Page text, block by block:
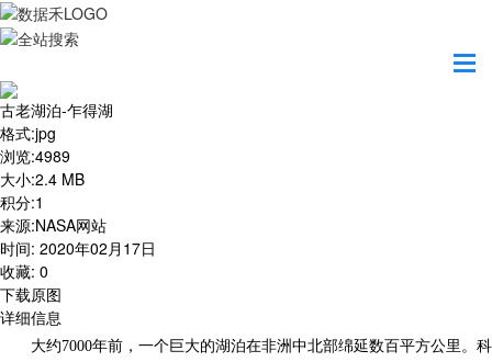
古老湖泊-乍得湖
格式:jpg
浏览:4989
大小:2.4 MB
积分:1
来源:NASA网站
时间: 2020年02月17日
收藏: 0
下载原图
详细信息
大约7000年前，一个巨大的湖泊在非洲中北部绵延数百平方公里。科